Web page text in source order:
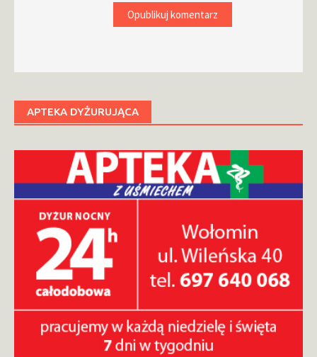
APTEKA DYŻURUJĄCA